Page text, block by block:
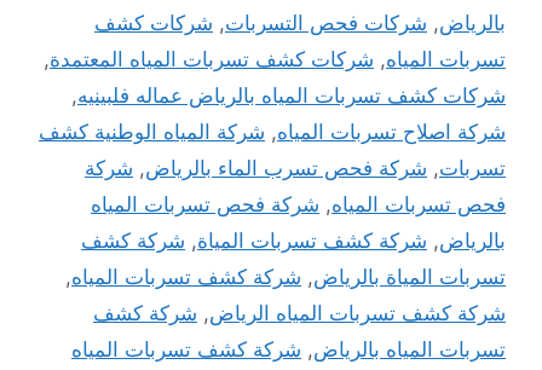
بالرياض, شركات فحص التسربات, شركات كشف
تسربات المياه, شركات كشف تسربات المياه المعتمدة,
شركات كشف تسربات المياه بالرياض عماله فلبينيه,
شركة اصلاح تسربات المياه, شركة المياه الوطنية كشف
تسربات, شركة فحص تسرب الماء بالرياض, شركة
فحص تسربات المياه, شركة فحص تسربات المياه
بالرياض, شركة كشف تسربات المياة, شركة كشف
تسربات المياة بالرياض, شركة كشف تسربات المياه,
شركة كشف تسربات المياه الرياض, شركة كشف
تسربات المياه بالرياض, شركة كشف تسربات المياه